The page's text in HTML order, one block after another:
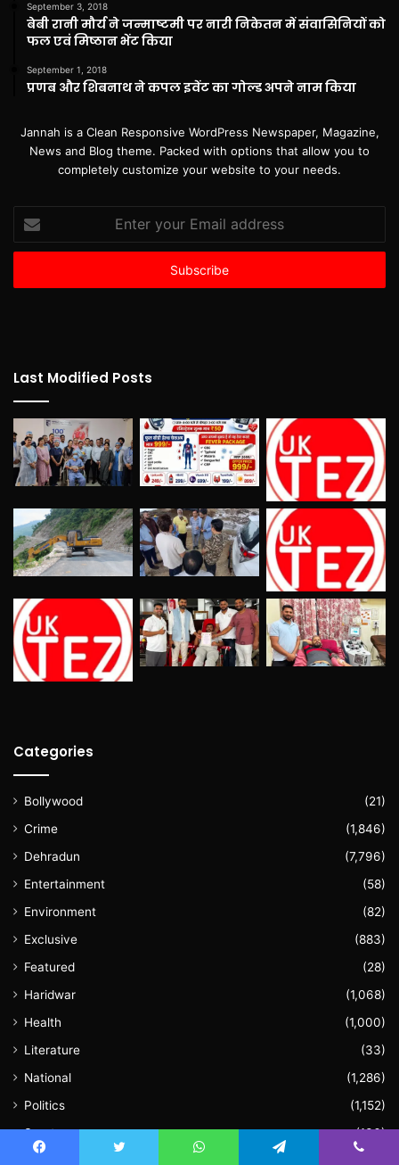
September 3, 2018
बेबी रानी मौर्य ने जन्माष्टमी पर नारी निकेतन में संवासिनियों को
फल एवं मिष्ठान भेंट किया
September 1, 2018
प्रणब और शिबनाथ ने कपल इवेंट का गोल्ड अपने नाम किया
Jannah is a Clean Responsive WordPress Newspaper, Magazine,
News and Blog theme. Packed with options that allow you to
completely customize your website to your needs.
Enter
your
Email
Last Modified Posts
Categories
Bollywood
(21)
Crime
(1,846)
Dehradun
(7,796)
Entertainment
(58)
Environment
(82)
Exclusive
(883)
Featured
(28)
Haridwar
(1,068)
Health
(1,000)
Literature
(33)
National
(1,286)
Politics
(1,152)
Sports
(136)